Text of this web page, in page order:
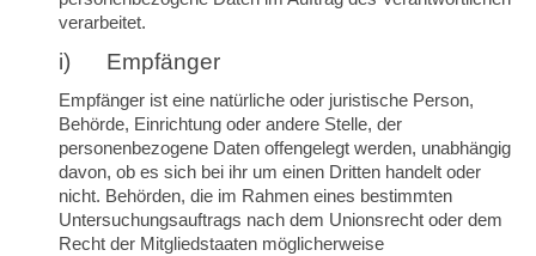
verarbeitet.
i) Empfänger
Empfänger ist eine natürliche oder juristische Person,
Behörde, Einrichtung oder andere Stelle, der
personenbezogene Daten offengelegt werden, unabhängig
davon, ob es sich bei ihr um einen Dritten handelt oder
nicht. Behörden, die im Rahmen eines bestimmten
Untersuchungsauftrags nach dem Unionsrecht oder dem
Recht der Mitgliedstaaten möglicherweise